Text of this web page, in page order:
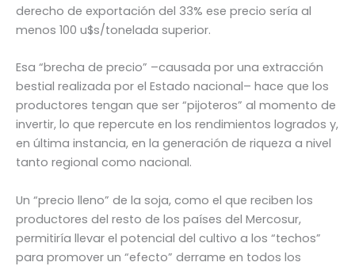
derecho de exportación del 33% ese precio sería al
menos 100 u$s/tonelada superior.
Esa “brecha de precio” –causada por una extracción
bestial realizada por el Estado nacional– hace que los
productores tengan que ser “pijoteros” al momento de
invertir, lo que repercute en los rendimientos logrados y,
en última instancia, en la generación de riqueza a nivel
tanto regional como nacional.
Un “precio lleno” de la soja, como el que reciben los
productores del resto de los países del Mercosur,
permitiría llevar el potencial del cultivo a los “techos”
para promover un “efecto” derrame en todos los